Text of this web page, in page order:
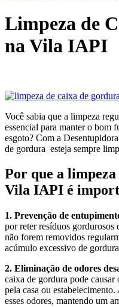
Limpeza de
na Vila IAPI
Você sabia que a limpeza
essencial para manter o bom
esgoto? Com a
de gordura esteja sempre
Por que a
Vila IAPI é
1. Prevenção de
por reter resíduos gordurosos
não forem removidos
acúmulo excessivo de
2. Eliminação de odores
caixa de gordura pode causar
pela casa ou
esses odores, mantendo um